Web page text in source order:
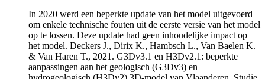
In 2020 werd een beperkte update van het model uitgevoerd
om enkele technische fouten uit de eerste versie van het model
op te lossen. Deze update had geen inhoudelijke impact op
het model. Deckers J., Dirix K., Hambsch L., Van Baelen K.
& Van Haren T., 2021. G3Dv3.1 en H3Dv2.1: beperkte
aanpassingen aan het geologisch (G3Dv3) en